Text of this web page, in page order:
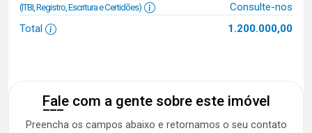
(ITBI, Registro, Escritura e Certidões)
Consulte-nos
Total
1.200.000,00
Fale com a gente sobre este imóvel
Preencha os campos abaixo e retornamos o seu contato